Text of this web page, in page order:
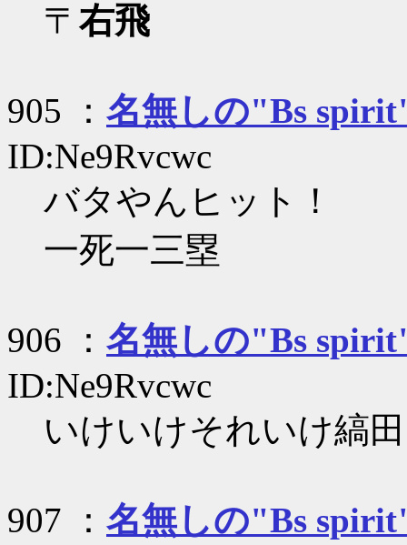
〒 右飛
905 ： 名無しの"Bs
ID:Ne9Rvcwc
バタやんヒット！
一死一三塁
906 ： 名無しの"Bs
ID:Ne9Rvcwc
いけいけそれいけ縞田
907 ： 名無しの"Bs